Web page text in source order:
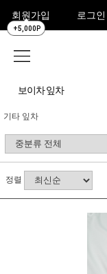
회원가입
+5,000P
로그인
보이차 잎차
기타 잎차
정렬